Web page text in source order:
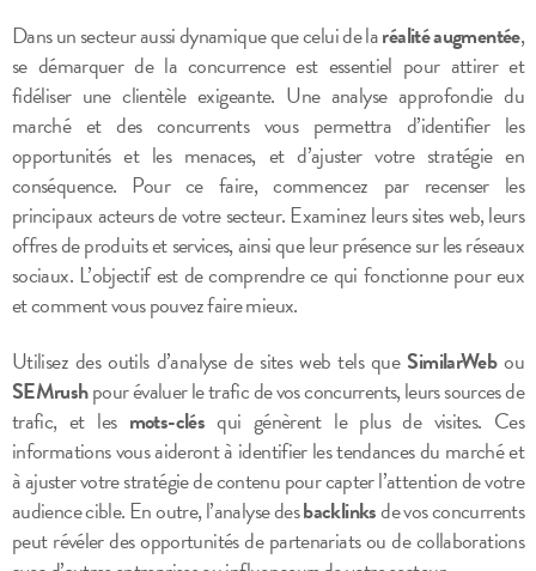
Dans un secteur aussi dynamique que celui de laréalité augmentée,
se démarquer de la concurrence est essentiel pour attirer et
fidéliser une clientèle exigeante. Une analyse approfondie du
marché et des concurrents vous permettra d’identifier les
opportunités et les menaces, et d’ajuster votre stratégie en
conséquence. Pour ce faire, commencez par recenser les
principaux acteurs de votre secteur. Examinez leurs sites web, leurs
offres de produits et services, ainsi que leur présence sur les réseaux
sociaux. L’objectif est de comprendre ce qui fonctionne pour eux
et comment vous pouvez faire mieux.
Utilisez des outils d’analyse de sites web tels que SimilarWebou
SEMrushpour évaluer le trafic de vos concurrents, leurs sources de
trafic, et les mots-clésqui génèrent le plus de visites. Ces
informations vous aideront à identifier les tendances du marché et
à ajuster votre stratégie de contenu pour capter l’attention de votre
audience cible. En outre, l’analyse desbacklinksde vos concurrents
peut révéler des opportunités de partenariats ou de collaborations